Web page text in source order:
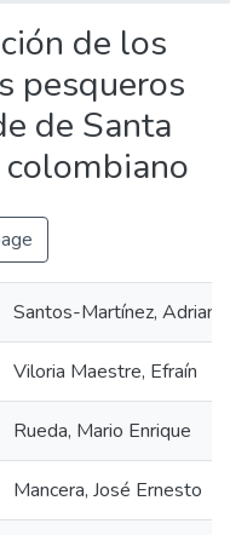
de los
pesqueros
de Santa
Santos-Martínez, Adriana
Viloria Maestre, Efraín
Rueda, Mario Enrique
Mancera, José Ernesto